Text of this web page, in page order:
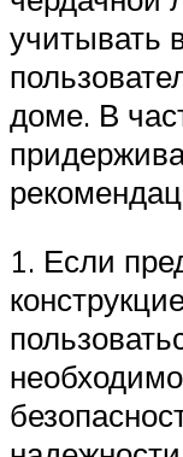
учитывать
доме. В
1. Если